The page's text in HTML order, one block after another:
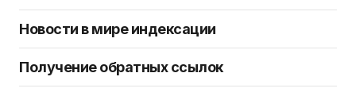
Новости в мире индексации
Получение обратных ссылок